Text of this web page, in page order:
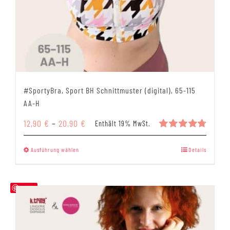
#SportyBra, Sport BH Schnittmuster (digital), 65-115
AA-H
Bewertet
4.79
12,90 € – 20,90 € Preisspanne:
12,90 €
Enthält 19% MwSt.
Ausführung wählen
mehrere
Varianten
auf.
Details
Save